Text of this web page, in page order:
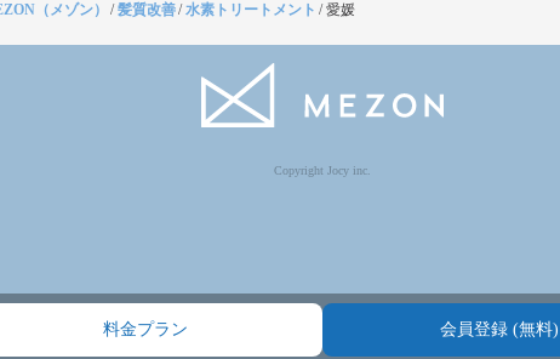
料金プラン 会員登録 (無料)
（メゾン） /髪質改善/水素トリートメント /愛媛
Copyright Jocy inc.